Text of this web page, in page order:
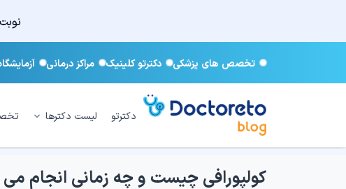
تخصص های پزشکی دکترتو کلینیک مراکز درمانی
دکترتو لیست دکترها
کولپورافی چیست و چه زمانی انجام